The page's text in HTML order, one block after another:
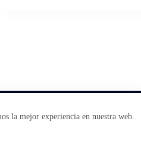
la mejor experiencia en nuestra web.